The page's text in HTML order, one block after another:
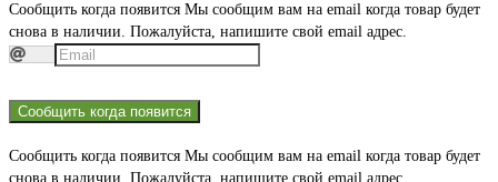
Сообщить когда появится Мы сообщим вам на email когда товар будет
снова в наличии. Пожалуйста, напишите свой email адрес.
Сообщить когда появится
Сообщить когда появится Мы сообщим вам на email когда товар будет
снова в наличии. Пожалуйста, напишите свой email адрес.